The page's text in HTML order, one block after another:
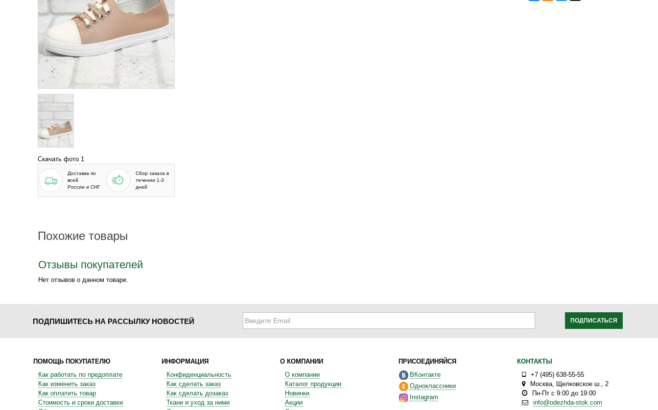
Скачать фото 1
Доставка по
всей
России и СНГ
Сбор заказа в
течении 1-3
дней
Похожие товары
Отзывы покупателей
Нет отзывов о данном товаре.
ПОДПИШИТЕСЬ НА РАССЫЛКУ НОВОСТЕЙ ПОДПИСАТЬСЯ
ПОМОЩЬ ПОКУПАТЕЛЮ
Как работать по предоплате
Как изменить заказ
Как оплатить товар
Стоимость и сроки доставки
ИНФОРМАЦИЯ
Конфиденциальность
Как сделать заказ
Как сделать дозаказ
Ткани и уход за ними
О КОМПАНИИ
О компании
Каталог продукции
Новинки
Акции
ПРИСОЕДИНЯЙСЯ
ВКонтакте
Одноклассники
Instagram
КОНТАКТЫ
+7 (495) 638-55-55
Москва, Щелковское ш., 2
Пн-Пт с 9:00 до 19:00
info@odezhda-stok.com